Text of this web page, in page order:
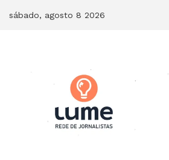
sábado, agosto 8 2026